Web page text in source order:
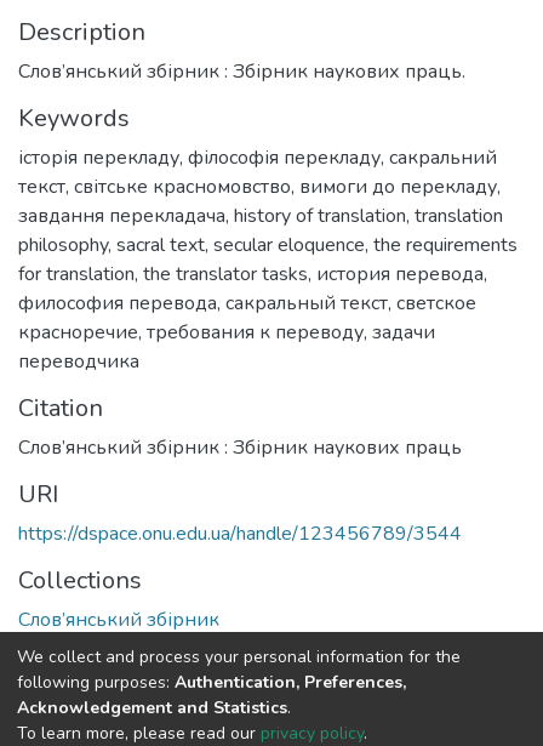
Description
Слов’янський збірник : Збірник наукових праць.
Keywords
історія перекладу, філософія перекладу, сакральний
текст, світське красномовство, вимоги до перекладу,
завдання перекладача, history of translation, translation
philosophy, sacrаl text, secular eloquence, the requirements
for translation, the translator tasks, история перевода,
философия перевода, сакральный текст, светское
красноречие, требования к переводу, задачи
переводчика
Citation
Слов’янський збірник : Збірник наукових праць
URI
https://dspace.onu.edu.ua/handle/123456789/3544
Collections
Слов’янський збірник
Full item page
We collect and process your personal information for the
following purposes: Authentication, Preferences,
Acknowledgement and Statistics.
To learn more, please read our privacy policy.